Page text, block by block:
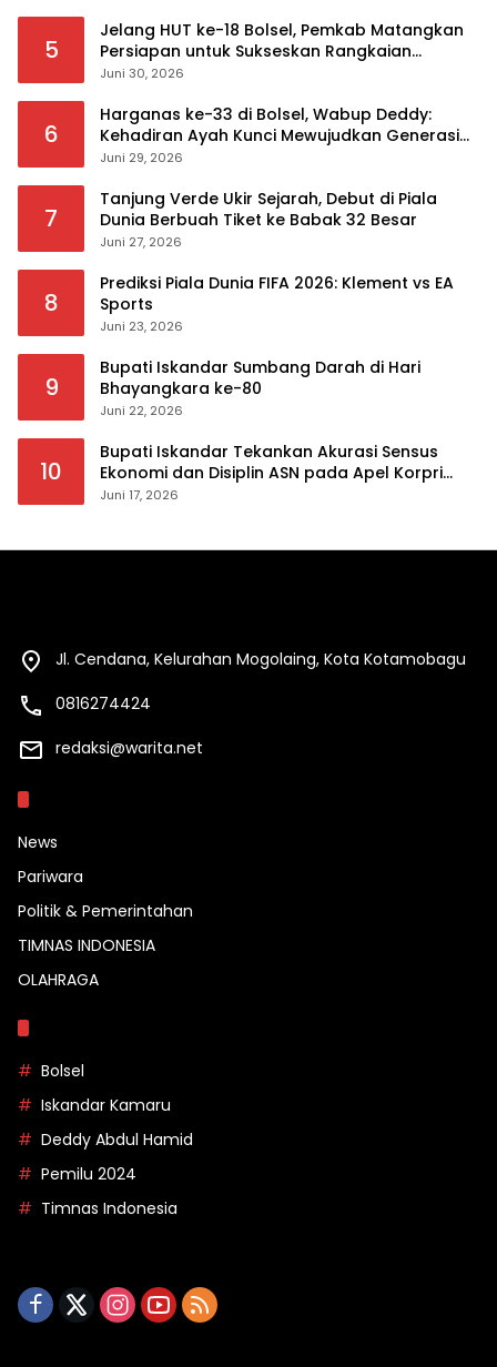
5
Jelang HUT ke-18 Bolsel, Pemkab Matangkan
Persiapan untuk Sukseskan Rangkaian
Peringatan
Juni 30, 2026
6
Harganas ke-33 di Bolsel, Wabup Deddy:
Kehadiran Ayah Kunci Mewujudkan Generasi
Berkualitas
Juni 29, 2026
7
Tanjung Verde Ukir Sejarah, Debut di Piala
Dunia Berbuah Tiket ke Babak 32 Besar
Juni 27, 2026
8
Prediksi Piala Dunia FIFA 2026: Klement vs EA
Sports
Juni 23, 2026
9
Bupati Iskandar Sumbang Darah di Hari
Bhayangkara ke-80
Juni 22, 2026
10
Bupati Iskandar Tekankan Akurasi Sensus
Ekonomi dan Disiplin ASN pada Apel Korpri
Pemkab Bolsel
Juni 17, 2026
Jl. Cendana, Kelurahan Mogolaing, Kota Kotamobagu
0816274424
redaksi@warita.net
News
Pariwara
Politik & Pemerintahan
TIMNAS INDONESIA
OLAHRAGA
Bolsel
Iskandar Kamaru
Deddy Abdul Hamid
Pemilu 2024
Timnas Indonesia